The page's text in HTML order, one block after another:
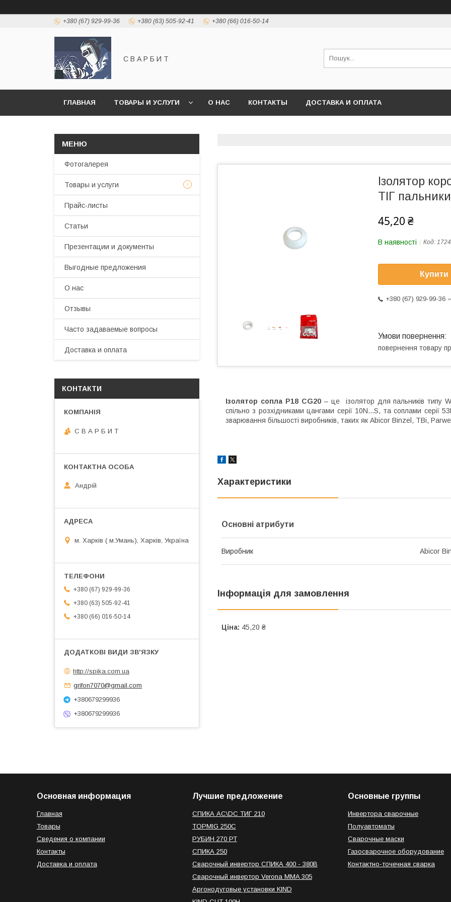
+380 (67) 929-99-36 +380 (63) 505-92-41 +380 (66) 016-50-14
С В А Р Б И Т
ГЛАВНАЯ ТОВАРЫ И УСЛУГИ О НАС КОНТАКТЫ ДОСТАВКА И ОПЛАТА
Ізолятор
ТІГ
45,20 ₴
В наявності Код:
Купити
+380 (67) 929-99-36
повернення товару
Ізолятор сопла P18 CG20 – це ізолятор для пальників типу
спільно з розхідниками цангами серії 10N...S, та соплами серії
зварювання більшості виробників, таких як Abicor Binzel, TBi,
Характеристики
Основні атрибути
Виробник Abicor
Інформація для замовлення
Ціна: 45,20 ₴
Фотогалерея
Товары и услуги
Прайс-листы
Статьи
Презентации и документы
Выгодные предложения
О нас
Отзывы
Часто задаваемые вопросы
Доставка и оплата
КОНТАКТИ
С В А Р Б И Т
Андрій
м. Харків ( м.Умань), Харків, Україна
+380 (67) 929-99-36
+380 (63) 505-92-41
+380 (66) 016-50-14
http://spika.com.ua
grifon7070@gmail.com
+380679299936
+380679299936
Основная информация
Главная
Товары
Сведения о компании
Контакты
Доставка и оплата
Лучшие предложение
СПИКА AC\DC ТИГ 210
TOPMIG 250C
РУБИН 270 РТ
СПИКА 250
Сварочный инвертор СПИКА 400 - 380В
Сварочный инвертор Verona MMA 305
Аргонодуговые установки KIND
Основные группы
Инвертора сварочные
Полуавтоматы
Сварочные маски
Газосварочное оборудование
Контактно-точечная сварка